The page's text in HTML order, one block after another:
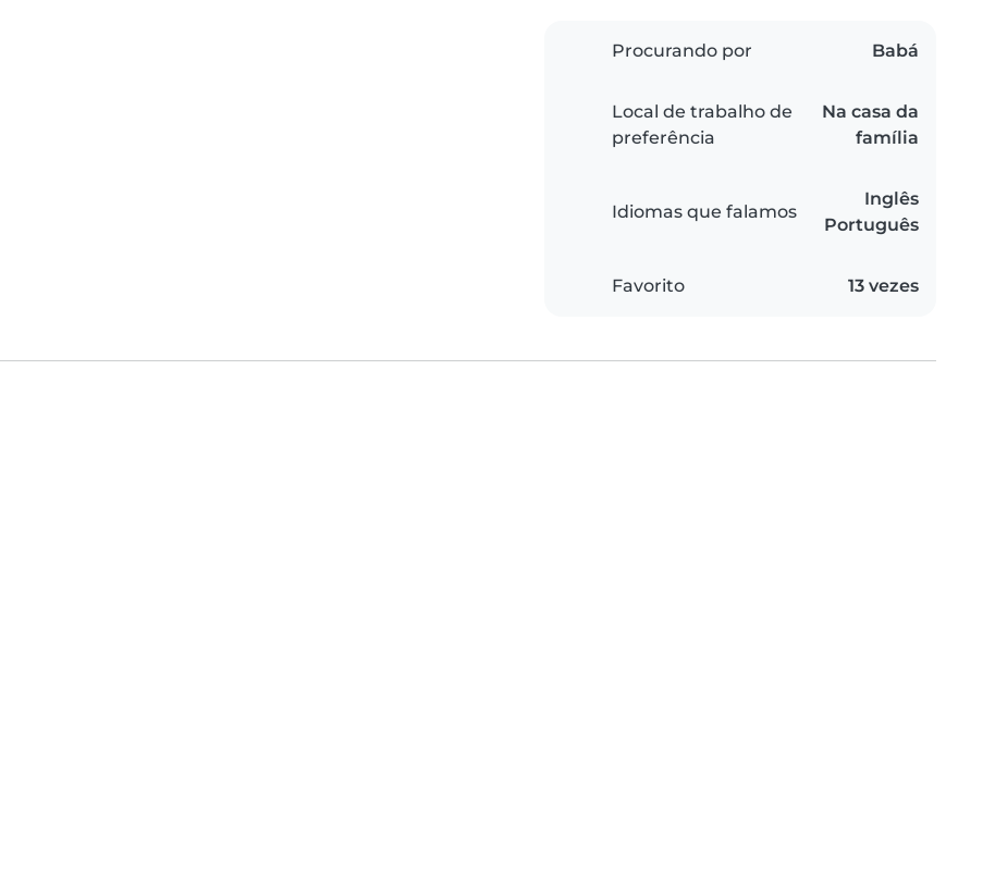
Procurando por Babá
Local de trabalho de
preferência
Na casa da
família
Idiomas que falamos
Inglês
Português
Favorito 13 vezes